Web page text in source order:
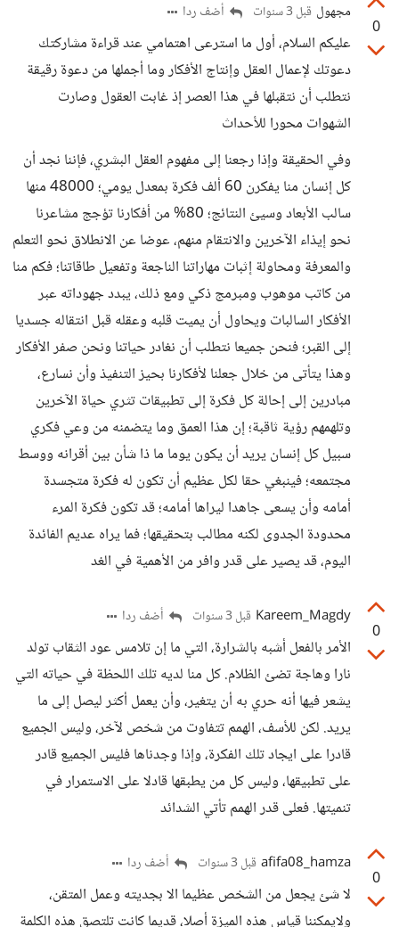
0
مجهول قبل 3 سنوات أضف ردا
عليكم السلام، أول ما استرعى اهتمامي عند قراءة مشاركتك
دعوتك لإعمال العقل وإنتاج الأفكار وما أجملها من دعوة رقيقة
نتطلب أن نتقبلها في هذا العصر إذ غابت العقول وصارت
الشهوات محورا للأحداث
وفي الحقيقة وإذا رجعنا إلى مفهوم العقل البشري، فإننا نجد أن
كل إنسان منا يفكرن 60 ألف فكرة بمعدل يومي؛ 48000 منها
سالب الأبعاد وسيئ النتائج؛ 80% من أفكارنا تؤجج مشاعرنا
نحو إيذاء الآخرين والانتقام منهم، عوضا عن الانطلاق نحو التعلم
والمعرفة ومحاولة إثبات مهاراتنا الناجعة وتفعيل طاقاتنا؛ فكم منا
من كاتب موهوب ومبرمج ذكي ومع ذلك، يبدد جهوداته عبر
الأفكار السالبات ويحاول أن يميت قلبه وعقله قبل انتقاله جسديا
إلى القبر؛ فنحن جميعا نتطلب أن نغادر حياتنا ونحن صفر الأفكار
وهذا يتأتى من خلال جعلنا لأفكارنا بحيز التنفيذ وأن نسارع،
مبادرين إلى إحالة كل فكرة إلى تطبيقات تثري حياة الآخرين
وتلهمهم رؤية ثاقبة؛ إن هذا العمق وما يتضمنه من وعي فكري
سبيل كل إنسان يريد أن يكون يوما ما ذا شأن بين أقرانه ووسط
مجتمعه؛ فينبغي حقا لكل عظيم أن تكون له فكرة متجسدة
أمامه وأن يسعى جاهدا ليراها أمامه؛ قد تكون فكرة المرء
محدودة الجدوى لكنه مطالب بتحقيقها؛ فما يراه عديم الفائدة
اليوم، قد يصير على قدر وافر من الأهمية في الغد
0
Kareem_Magdy قبل 3 سنوات أضف ردا
الأمر بالفعل أشبه بالشرارة، التي ما إن تلامس عود الثقاب تولد
نارا وهاجة تضئ الظلام. كل منا لديه تلك اللحظة في حياته التي
يشعر فيها أنه حري به أن يتغير، وأن يعمل أكثر ليصل إلى ما
يريد. لكن للأسف، الهمم تتفاوت من شخص لآخر، وليس الجميع
قادرا على ايجاد تلك الفكرة، وإذا وجدناها فليس الجميع قادر
على تطبيقها، وليس كل من يطبقها قادلا على الاستمرار في
تنميتها. فعلى قدر الهمم تأتي الشدائد
0
afifa08_hamza قبل 3 سنوات أضف ردا
لا شئ يجعل من الشخص عظيما الا بجديته وعمل المتقن،